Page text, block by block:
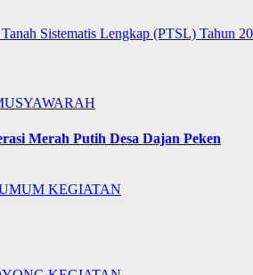
Sistematis Lengkap (PTSL) Tahun
Merah Putih Desa Dajan Peken
KEGIATAN